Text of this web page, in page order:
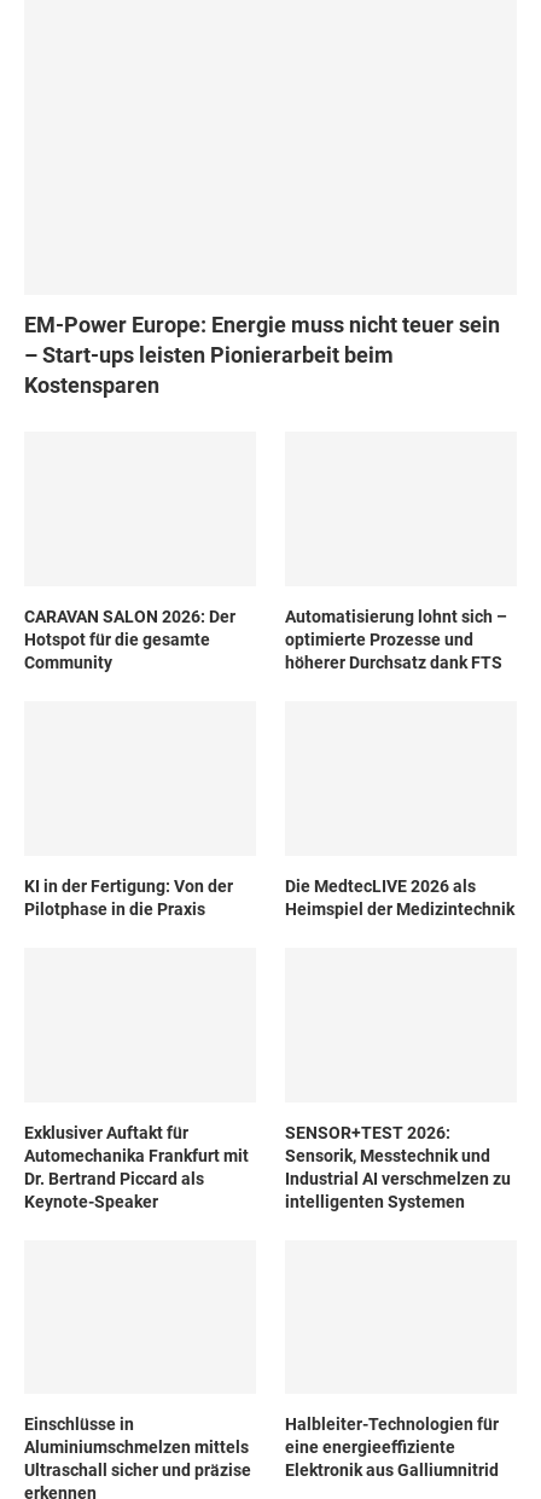
EM-Power Europe: Energie muss nicht teuer sein
– Start-ups leisten Pionierarbeit beim
Kostensparen
CARAVAN SALON 2026: Der
Hotspot für die gesamte
Community
Automatisierung lohnt sich –
optimierte Prozesse und
höherer Durchsatz dank FTS
KI in der Fertigung: Von der
Pilotphase in die Praxis
Die MedtecLIVE 2026 als
Heimspiel der Medizintechnik
Exklusiver Auftakt für
Automechanika Frankfurt mit
Dr. Bertrand Piccard als
Keynote-Speaker
SENSOR+TEST 2026:
Sensorik, Messtechnik und
Industrial AI verschmelzen zu
intelligenten Systemen
Einschlüsse in
Aluminiumschmelzen mittels
Ultraschall sicher und präzise
erkennen
Halbleiter-Technologien für
eine energieeffiziente
Elektronik aus Galliumnitrid